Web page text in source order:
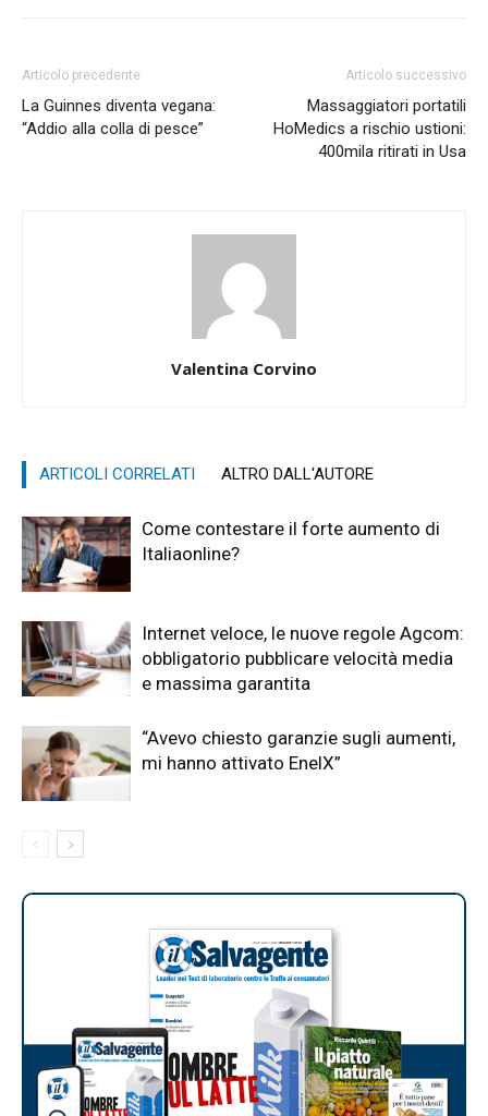
Articolo precedente
La Guinnes diventa vegana:
“Addio alla colla di pesce”
Articolo successivo
Massaggiatori portatili
HoMedics a rischio ustioni:
400mila ritirati in Usa
Valentina Corvino
ARTICOLI CORRELATI ALTRO DALL'AUTORE
Come contestare il forte aumento di
Italiaonline?
Internet veloce, le nuove regole Agcom:
obbligatorio pubblicare velocità media
e massima garantita
“Avevo chiesto garanzie sugli aumenti,
mi hanno attivato EnelX”